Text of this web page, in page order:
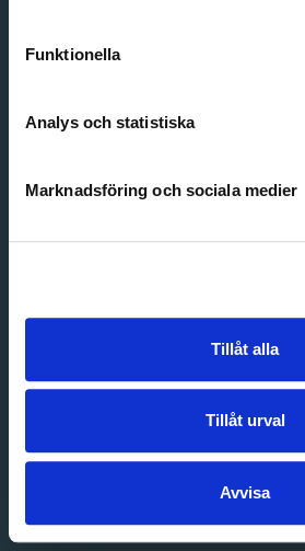
Funktionella
Analys och statistiska
Marknadsföring och sociala medier
Tillåt alla
Tillåt urval
Avvisa